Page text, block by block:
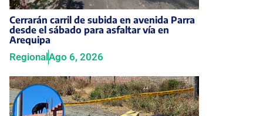
Cerrarán carril de subida en avenida Parra
desde el sábado para asfaltar vía en
Arequipa
RegionalAgo 6, 2026